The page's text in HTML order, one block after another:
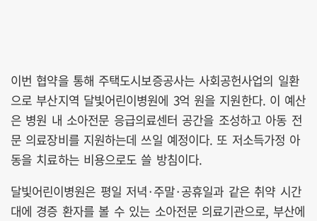
이번 협약을 통해 주택도시보증공사는 사회공헌사업의 일환
으로 부산지역 달빛어린이병원에 3억 원을 지원한다. 이 예산
은 병원 내 소아전문 응급의료센터 공간을 조성하고 아동 전
문 의료장비를 지원하는데 쓰일 예정이다. 또 저소득가정 아
동을 치료하는 비용으로도 쓸 방침이다.
달빛어린이병원은 평일 저녁·주말·공휴일과 같은 취약 시간
대에 경증 환자를 볼 수 있는 소아전문 의료기관으로, 부산에